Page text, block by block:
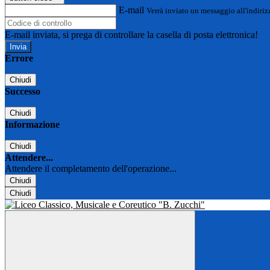
E-mail Verrà inviato un messaggio
E-mail inviata, si prega di controllare la casella di posta elettronica!
Errore
Chiudi
Successo
Chiudi
Informazione
Chiudi
Attendere...
Attendere il completamento dell'operazione...
Chiudi
Chiudi